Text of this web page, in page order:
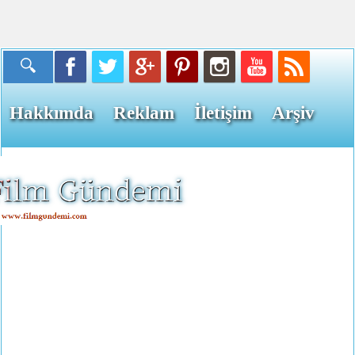
Hakkımda Reklam İletişim Arşiv